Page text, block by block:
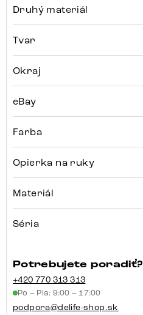
Druhý materiál
Tvar
Okraj
eBay
Farba
Opierka na ruky
Materiál
Séria
Potrebujete poradiť?
+420 770 313 313
Po – Pia: 9:00 – 17:00
podpora@delife-shop.sk